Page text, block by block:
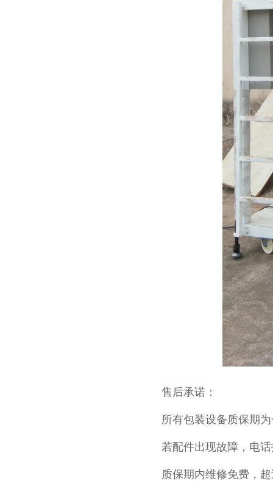
售后承诺：
所有包装设备质保期
若配件出现故障，电
质保期内维修免费，